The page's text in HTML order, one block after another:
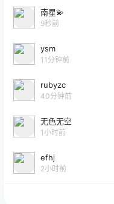
南星💫
9秒前
ysm
11分钟前
rubyzc
40分钟前
无色无空
1小时前
efhj
2小时前